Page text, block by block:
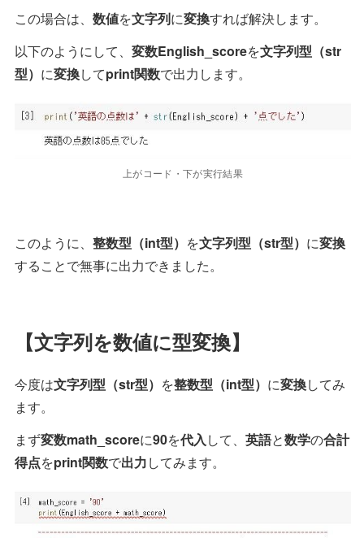
この場合は、 数値を文字列に変換すれば解決します。
以下のようにして、 変数English_scoreを文字列型（str
型） に変換してprint関数で出力します。
上がコード・下が実行結果
このように、 整数型（int型） を文字列型（str型） に変換
することで無事に出力できました。
【文字列を数値に型変換】
今度は文字列型（str型） を整数型（int型） に変換してみ
ます。
まず変数math_scoreに90を代入して、 英語と数学の合計
得点をprint関数で出力してみます。